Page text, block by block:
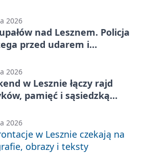
2026
nad Lesznem. Policja
przed udarem i
2026
w Lesznie łączy rajd
pamięć i sąsiedzką
2026
w Lesznie czekają na
obrazy i teksty